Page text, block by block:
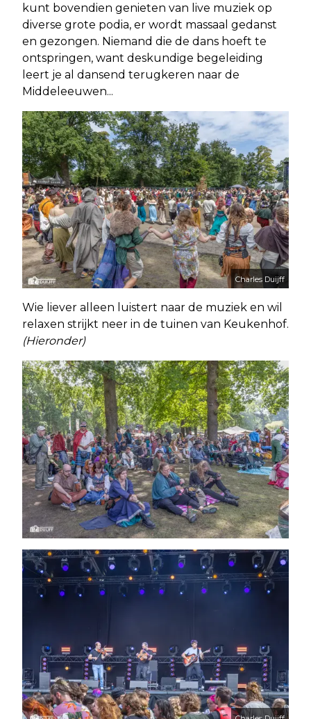
kunt bovendien genieten van live muziek op
diverse grote podia, er wordt massaal gedanst
en gezongen. Niemand die de dans hoeft te
ontspringen, want deskundige begeleiding
leert je al dansend terugkeren naar de
Middeleeuwen...
Charles Duijff
Wie liever alleen luistert naar de muziek en wil
relaxen strijkt neer in de tuinen van Keukenhof.
(Hieronder)